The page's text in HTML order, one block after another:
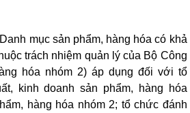
mục sản phẩm, hàng hóa có khả
trách nhiệm quản lý của Bộ Công
hóa nhóm 2) áp dụng đối với tổ
kinh doanh sản phẩm, hàng hóa
hàng hóa nhóm 2; tổ chức đánh